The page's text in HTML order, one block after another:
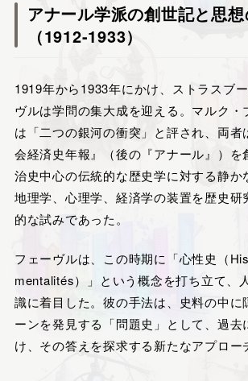
アナール学派の創世記と思
（1912-1933）
1919年から1933年にかけ、ストラスブ
ヴルは学問の集大成を迎える。マルク・
は「二つの銀河の衝突」と評され、両者
会経済史年報』（後の『アナール』）を
治史中心の伝統的な歴史学に対する静か
地理学、心理学、経済学の装置を歴史研
的な試みであった。
フェーヴルは、この時期に「心性史（
mentalités）」という概念を打ち立て、
識に着目した。彼の手法は、史料の中に
ーンを発見する「問題史」として、過去
け、その答えを探求する新たなアプロー